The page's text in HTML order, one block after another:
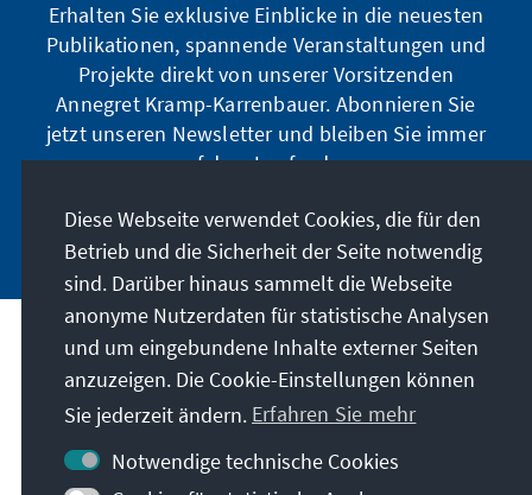
Erhalten Sie exklusive Einblicke in die neuesten
Publikationen, spannende Veranstaltungen und
Projekte direkt von unserer Vorsitzenden
Annegret Kramp-Karrenbauer. Abonnieren Sie
jetzt unseren Newsletter und bleiben Sie immer
auf dem Laufenden.
Jetzt abonnieren
Unser Auftrag
Kontakt
Weitere Angebote der Stiftung
Diese Webseite verwendet Cookies, die für den
Betrieb und die Sicherheit der Seite notwendig
sind. Darüber hinaus sammelt die Webseite
anonyme Nutzerdaten für statistische Analysen
und um eingebundene Inhalte externer Seiten
anzuzeigen. Die Cookie-Einstellungen können
Sie jederzeit ändern. Erfahren Sie mehr
Notwendige technische Cookies